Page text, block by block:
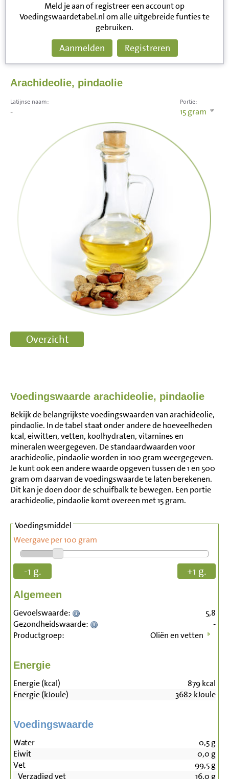
Meld je aan of registreer een account op
Voedingswaardetabel.nl om alle uitgebreide funties te
gebruiken.
Aanmelden Registreren
Arachideolie, pindaolie
Portie:
15gram
Latijnse naam:
-
Voedingswaarde arachideolie, pindaolie
Bekijk de belangrijkste voedingswaarden van arachideolie,
pindaolie. In de tabel staat onder andere de hoeveelheden
kcal, eiwitten, vetten, koolhydraten, vitamines en
mineralen weergegeven. De standaardwaarden voor
arachideolie, pindaolie worden in 100 gram weergegeven.
Je kunt ook een andere waarde opgeven tussen de 1 en 500
gram om daarvan de voedingswaarde te laten berekenen.
Dit kan je doen door de schuifbalk te bewegen. Een portie
arachideolie, pindaolie komt overeen met 15 gram.
Voedingsmiddel
Weergave per 100 gram
-1 g. +1 g.
Algemeen
Gevoelswaarde:
5,8
Gezondheidswaarde:
-
Productgroep:
Oliën en vetten
Energie
Energie (kcal) 879kcal
Energie (kJoule)
3682 kJoule
Voedingswaarde
Water 0,5g
Eiwit
0,0 g
Vet
99,5g
Verzadigd vet
16,0 g